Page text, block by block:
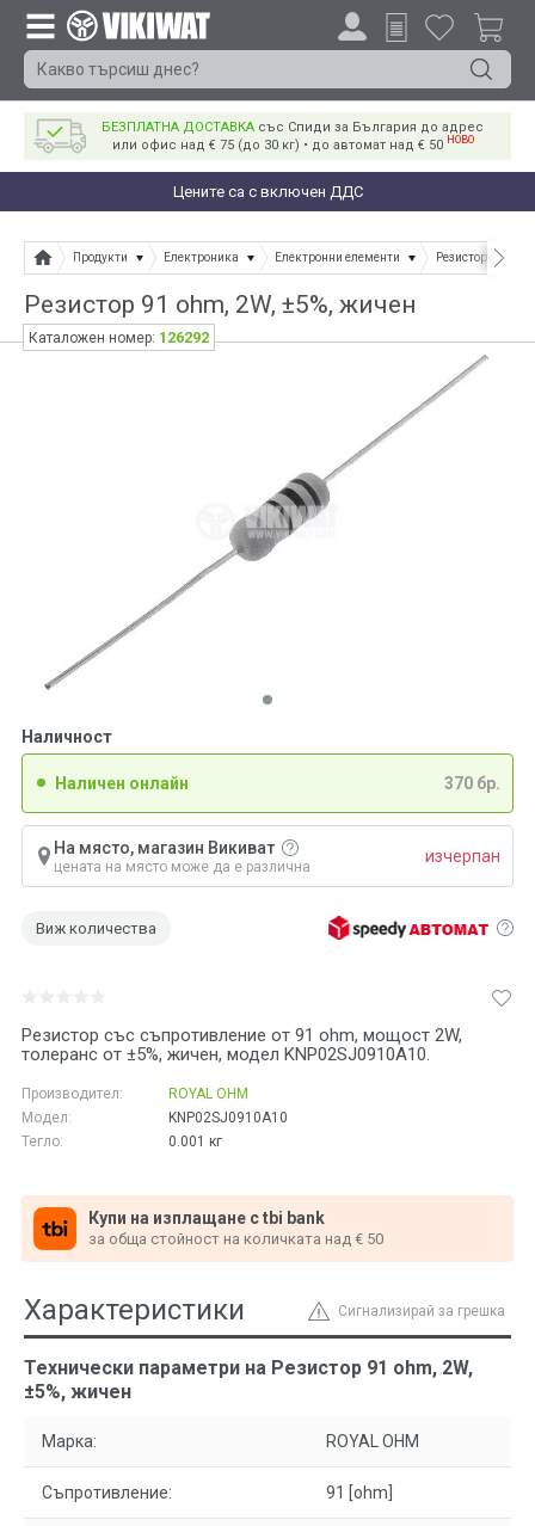
БЕЗПЛАТНА ДОСТАВКА със Спиди за България до адрес
или офис над € 75 (до 30 кг) • до автомат над € 50 НОВО
Цените са с включен ДДС
Продукти Електроника Електронни елементи Резистори
Резистор 91 ohm, 2W, ±5%, жичен
Резистор със съпротивление от 91 ohm, мощост 2W,
толеранс от ±5%, жичен, модел KNP02SJ0910A10.
Производител:
ROYAL OHM
Модел:
KNP02SJ0910A10
Тегло:
0.001 кг
Купи на изплащане с tbi bank
за обща стойност на количката над € 50
Наличност
Наличен онлайн 370 бр.
На място, магазин Викиват
цената на място може да е различна
изчерпан
Виж количества
Каталожен номер: 126292
Сигнализирай за грешка
Характеристики
Технически параметри на Резистор 91 ohm, 2W,
±5%, жичен
Марка: ROYAL OHM
Съпротивление: 91 [ohm]